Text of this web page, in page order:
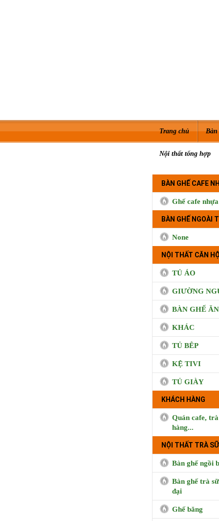
Trang chủ Bàn
Nội thất tổng hợp
BÀN GHẾ CAFE
Ghế cafe nhựa
BÀN GHẾ NGOÀI
None
NỘI THẤT CĂN
TỦ ÁO
GIƯỜNG
BÀN GHẾ ĂN
KHÁC
TỦ BÊP
KỆ TIVI
TỦ GIÀY
KHÁCH HÀNG
Quán cafe,
hàng...
NỘI THẤT TRÀ
Bàn ghế ngồi
Bàn ghế trà
đại
Ghế băng
BUI